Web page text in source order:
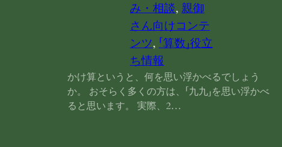
み・相談, 親御
さん向けコンテ
ンツ, 「算数」役立
ち情報
かけ算というと、何を思い浮かべるでしょう
か。 おそらく多くの方は、「九九」を思い浮かべ
ると思います。 実際、2…